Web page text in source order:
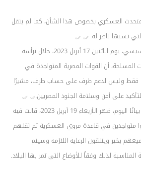
العسكري بخصوص هذا الشأن، كما لم ينقل
نسبها ناصر له.
- وصرح الرئيس عبد الفتاح السيسي، يوم الاثنين 17 أبريل 2023، خلال ترأسه
المسلحة، أن القوات المصرية المتواجدة في
فقط وليس لدعم طرف على حساب طرف، مشيرًا
على أمن وسلامة الجنود المصريين.
- ونشرت قوات الدعم السريع بيانًا اليوم، ظهر الأربعاء 19 أبريل 2023، قالت فيه
متواجدين في قاعدة مروي العسكرية تم نقلهم
بخير ويتلقون الرعاية اللازمة وسيتم
لذلك وفقاً للأوضاع التي تمر بها البلاد.